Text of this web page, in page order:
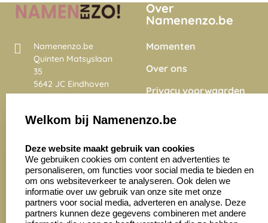
Namenenzo.be
Quinten Matsyslaan
35
5642 JC Eindhoven
Nederland
4028 beoordelingen
Over
Namenenzo.be
Momenten
Over ons
Privacy voorwaarden
Onze vacatures
Zakelijk:
Aanvraag op maat
Klantenservice:
Contact opnemen
Welkom bij Namenenzo.be
Deze website maakt gebruik van cookies
We gebruiken cookies om content en advertenties te
personaliseren, om functies voor social media te bieden en
om ons websiteverkeer te analyseren. Ook delen we
informatie over uw gebruik van onze site met onze
partners voor social media, adverteren en analyse. Deze
partners kunnen deze gegevens combineren met andere